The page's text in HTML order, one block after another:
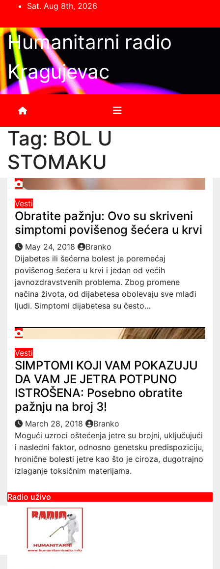
content
Sat. Aug 8th, 2026
Humanitarni radio
Kragujevac
Tag: BOL U
STOMAKU
Vesti
Obratite pažnju: Ovo su skriveni
simptomi povišenog šećera u krvi
May 24, 2018
Branko
Dijabetes ili šećerna bolest je poremećaj
povišenog šećera u krvi i jedan od većih
javnozdravstvenih problema. Zbog promene
načina života, od dijabetesa obolevaju sve mlađi
ljudi. Simptomi dijabetesa su često…
Vesti
SIMPTOMI KOJI VAM POKAZUJU
DA VAM JE JETRA POTPUNO
ISTROŠENA: Posebno obratite
pažnju na broj 3!
March 28, 2018
Branko
Mogući uzroci oštećenja jetre su brojni, uključujući
i nasledni faktor, odnosno genetsku predispoziciju,
hronične bolesti jetre kao što je ciroza, dugotrajno
izlaganje toksičnim materijama.
Radio uživo